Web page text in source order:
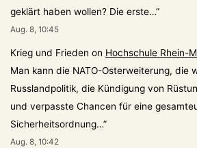
geklärt haben wollen? Die erste…”
Aug. 8, 10:45
Krieg und Frieden on Hochschule Rhein-
Man kann die NATO-Osterweiterung, die
Russlandpolitik, die Kündigung von
und verpasste Chancen für eine
Sicherheitsordnung…”
Aug. 8, 10:42